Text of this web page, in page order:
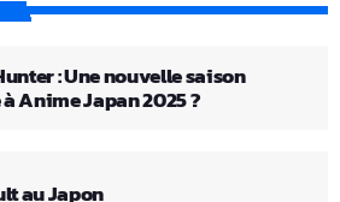
: Une nouvelle saison
Anime Japan 2025 ?
au Japon